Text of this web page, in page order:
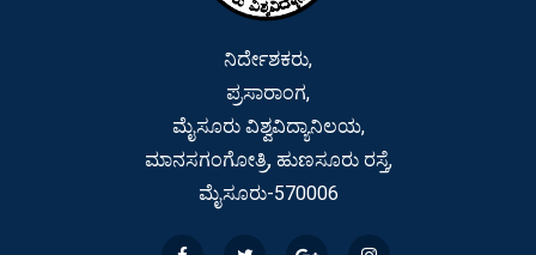
ನಿರ್ದೇಶಕರು,
ಪ್ರಸಾರಾಂಗ,
ಮೈಸೂರು ವಿಶ್ವವಿದ್ಯಾನಿಲಯ,
ಮಾನಸಗಂಗೋತ್ರಿ, ಹುಣಸೂರು ರಸ್ತೆ,
ಮೈಸೂರು-570006